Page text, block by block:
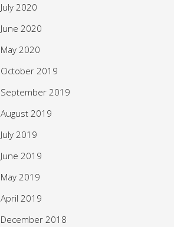
July 2020
June 2020
May 2020
October 2019
September 2019
August 2019
July 2019
June 2019
May 2019
April 2019
December 2018